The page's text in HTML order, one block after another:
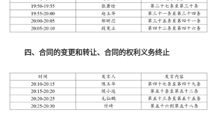
四、合同的变更和转让、合同的权利义务终止